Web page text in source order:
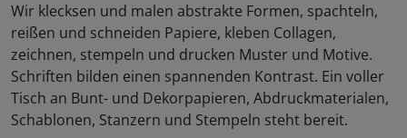
Wir klecksen und malen abstrakte Formen, spachteln,
reißen und schneiden Papiere, kleben Collagen,
zeichnen, stempeln und drucken Muster und Motive.
Schriften bilden einen spannenden Kontrast. Ein voller
Tisch an Bunt- und Dekorpapieren, Abdruckmaterialen,
Schablonen, Stanzern und Stempeln steht bereit.